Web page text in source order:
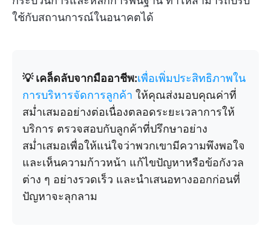
ใช้กับสถานการณ์ในอนาคตได้
💡 เคล็ดลับจากมืออาชีพ:เพื่อเพิ่มประสิทธิภาพใน
การบริหารจัดการลูกค้า ให้คุณส่งมอบคุณค่าที่
สม่ำเสมออย่างต่อเนื่องตลอดระยะเวลาการให้
บริการ ตรวจสอบกับลูกค้าที่ปรึกษาอย่าง
สม่ำเสมอเพื่อให้แน่ใจว่าพวกเขามีความพึงพอใจ
และเห็นความก้าวหน้า แก้ไขปัญหาหรือข้อกังวล
ต่าง ๆ อย่างรวดเร็ว และนำเสนอทางออกก่อนที่
ปัญหาจะลุกลาม